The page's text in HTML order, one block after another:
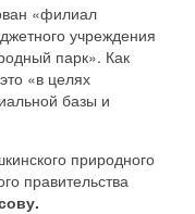
«филиал
учреждения
парк». Как
«в целях
базы и
природного
правительства